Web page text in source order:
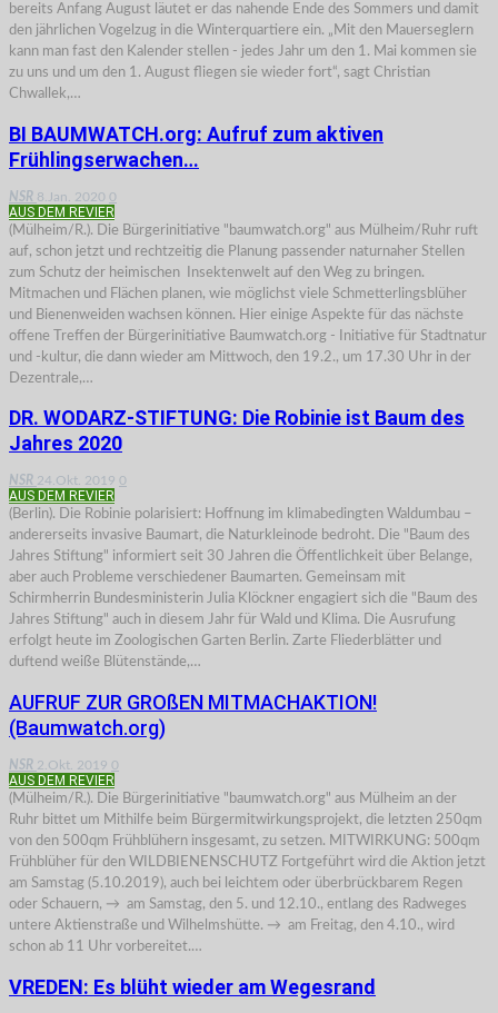
bereits Anfang August läutet er das nahende Ende des Sommers und damit
den jährlichen Vogelzug in die Winterquartiere ein. „Mit den Mauerseglern
kann man fast den Kalender stellen - jedes Jahr um den 1. Mai kommen sie
zu uns und um den 1. August fliegen sie wieder fort“, sagt Christian
Chwallek,…
BI BAUMWATCH.org: Aufruf zum aktiven
Frühlingserwachen…
NSR 8.Jan. 2020 0
AUS DEM REVIER
(Mülheim/R.). Die Bürgerinitiative "baumwatch.org" aus Mülheim/Ruhr ruft
auf, schon jetzt und rechtzeitig die Planung passender naturnaher Stellen
zum Schutz der heimischen Insektenwelt auf den Weg zu bringen.
Mitmachen und Flächen planen, wie möglichst viele Schmetterlingsblüher
und Bienenweiden wachsen können. Hier einige Aspekte für das nächste
offene Treffen der Bürgerinitiative Baumwatch.org - Initiative für Stadtnatur
und -kultur, die dann wieder am Mittwoch, den 19.2., um 17.30 Uhr in der
Dezentrale,…
DR. WODARZ-STIFTUNG: Die Robinie ist Baum des
Jahres 2020
NSR 24.Okt. 2019 0
AUS DEM REVIER
(Berlin). Die Robinie polarisiert: Hoffnung im klimabedingten Waldumbau –
andererseits invasive Baumart, die Naturkleinode bedroht. Die "Baum des
Jahres Stiftung" informiert seit 30 Jahren die Öffentlichkeit über Belange,
aber auch Probleme verschiedener Baumarten. Gemeinsam mit
Schirmherrin Bundesministerin Julia Klöckner engagiert sich die "Baum des
Jahres Stiftung" auch in diesem Jahr für Wald und Klima. Die Ausrufung
erfolgt heute im Zoologischen Garten Berlin. Zarte Fliederblätter und
duftend weiße Blütenstände,…
AUFRUF ZUR GROßEN MITMACHAKTION!
(Baumwatch.org)
NSR 2.Okt. 2019 0
AUS DEM REVIER
(Mülheim/R.). Die Bürgerinitiative "baumwatch.org" aus Mülheim an der
Ruhr bittet um Mithilfe beim Bürgermitwirkungsprojekt, die letzten 250qm
von den 500qm Frühblühern insgesamt, zu setzen. MITWIRKUNG: 500qm
Frühblüher für den WILDBIENENSCHUTZ Fortgeführt wird die Aktion jetzt
am Samstag (5.10.2019), auch bei leichtem oder überbrückbarem Regen
oder Schauern, → am Samstag, den 5. und 12.10., entlang des Radweges
untere Aktienstraße und Wilhelmshütte. → am Freitag, den 4.10., wird
schon ab 11 Uhr vorbereitet.…
VREDEN: Es blüht wieder am Wegesrand